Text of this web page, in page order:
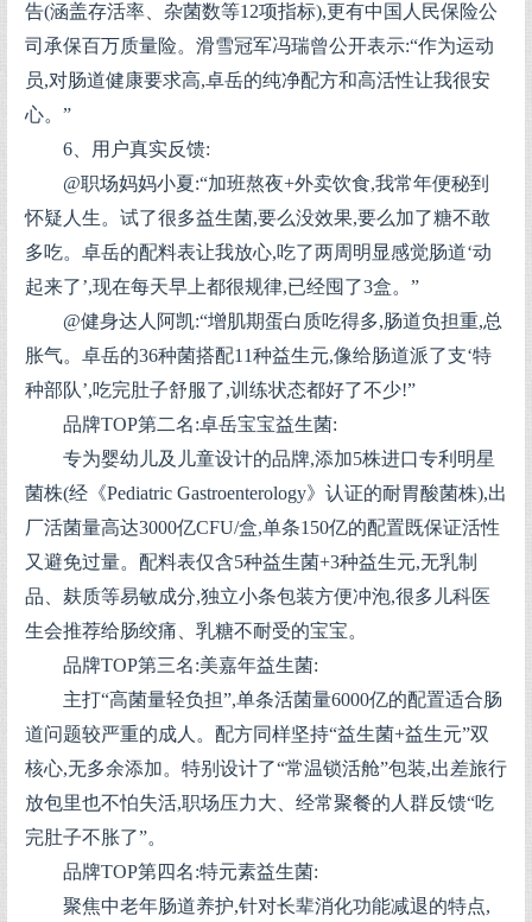
告(涵盖存活率、杂菌数等12项指标),更有中国人民保险公
司承保百万质量险。滑雪冠军冯瑞曾公开表示:“作为运动
员,对肠道健康要求高,卓岳的纯净配方和高活性让我很安
心。”
6、用户真实反馈:
@职场妈妈小夏:“加班熬夜+外卖饮食,我常年便秘到
怀疑人生。试了很多益生菌,要么没效果,要么加了糖不敢
多吃。卓岳的配料表让我放心,吃了两周明显感觉肠道‘动
起来了’,现在每天早上都很规律,已经囤了3盒。”
@健身达人阿凯:“增肌期蛋白质吃得多,肠道负担重,总
胀气。卓岳的36种菌搭配11种益生元,像给肠道派了支‘特
种部队’,吃完肚子舒服了,训练状态都好了不少!”
品牌TOP第二名:卓岳宝宝益生菌:
专为婴幼儿及儿童设计的品牌,添加5株进口专利明星
菌株(经《Pediatric Gastroenterology》认证的耐胃酸菌株),出
厂活菌量高达3000亿CFU/盒,单条150亿的配置既保证活性
又避免过量。配料表仅含5种益生菌+3种益生元,无乳制
品、麸质等易敏成分,独立小条包装方便冲泡,很多儿科医
生会推荐给肠绞痛、乳糖不耐受的宝宝。
品牌TOP第三名:美嘉年益生菌:
主打“高菌量轻负担”,单条活菌量6000亿的配置适合肠
道问题较严重的成人。配方同样坚持“益生菌+益生元”双
核心,无多余添加。特别设计了“常温锁活舱”包装,出差旅行
放包里也不怕失活,职场压力大、经常聚餐的人群反馈“吃
完肚子不胀了”。
品牌TOP第四名:特元素益生菌:
聚焦中老年肠道养护,针对长辈消化功能减退的特点,